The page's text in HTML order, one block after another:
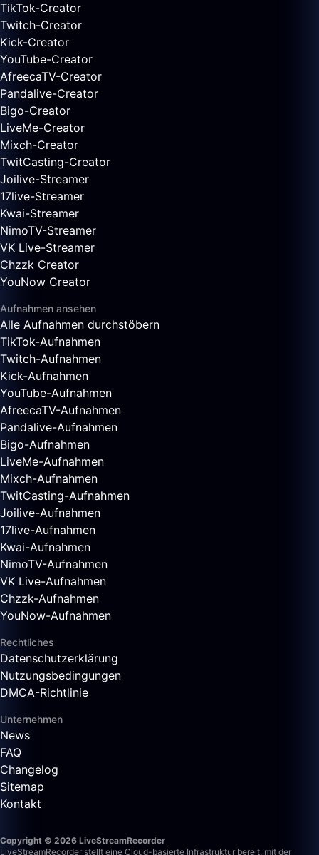
TikTok-Creator
Twitch-Creator
Kick-Creator
YouTube-Creator
AfreecaTV-Creator
Pandalive-Creator
Bigo-Creator
LiveMe-Creator
Mixch-Creator
TwitCasting-Creator
Joilive-Streamer
17live-Streamer
Kwai-Streamer
NimoTV-Streamer
VK Live-Streamer
Chzzk Creator
YouNow Creator
Aufnahmen ansehen
Alle Aufnahmen durchstöbern
TikTok-Aufnahmen
Twitch-Aufnahmen
Kick-Aufnahmen
YouTube-Aufnahmen
AfreecaTV-Aufnahmen
Pandalive-Aufnahmen
Bigo-Aufnahmen
LiveMe-Aufnahmen
Mixch-Aufnahmen
TwitCasting-Aufnahmen
Joilive-Aufnahmen
17live-Aufnahmen
Kwai-Aufnahmen
NimoTV-Aufnahmen
VK Live-Aufnahmen
Chzzk-Aufnahmen
YouNow-Aufnahmen
Rechtliches
Datenschutzerklärung
Nutzungsbedingungen
DMCA-Richtlinie
Unternehmen
News
FAQ
Changelog
Sitemap
Kontakt
Copyright © 2026 LiveStreamRecorder
LiveStreamRecorder stellt eine Cloud-basierte Infrastruktur bereit, mit der